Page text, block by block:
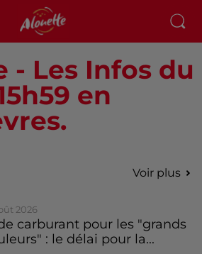
- Les Infos du
en
Voir plus
2026
carburant pour les "grands
: le délai pour la...